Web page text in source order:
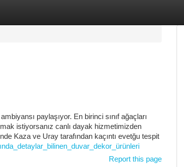
paylaşıyor. En birinci sınıf ağaçları
istiyorsanız canlı dayak hizmetimizden
Kaza ve Uray tarafından kaçıntı evetğu tespit
Report this page